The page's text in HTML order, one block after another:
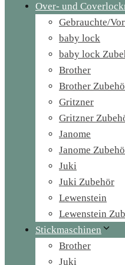
Over- und
Gebrauchte/
baby lock
baby lock
Brother
Brother
Gritzner
Gritzner
Janome
Janome
Juki
Juki Zubehör
Lewenstein
Lewenstein
Stickmaschinen
Brother
Juki